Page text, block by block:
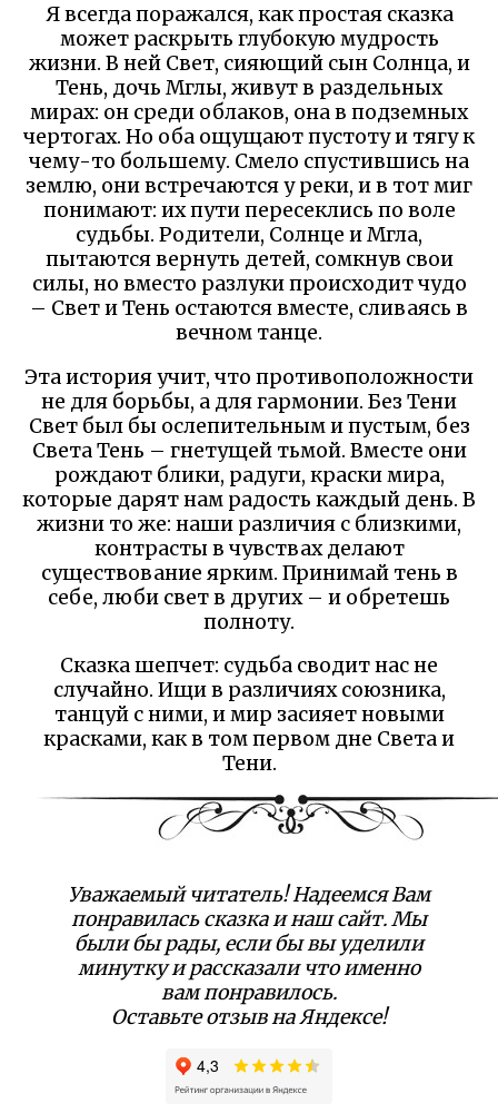
Я всегда поражался, как простая сказка
может раскрыть глубокую мудрость
жизни. В ней Свет, сияющий сын Солнца, и
Тень, дочь Мглы, живут в раздельных
мирах: он среди облаков, она в подземных
чертогах. Но оба ощущают пустоту и тягу к
чему-то большему. Смело спустившись на
землю, они встречаются у реки, и в тот миг
понимают: их пути пересеклись по воле
судьбы. Родители, Солнце и Мгла,
пытаются вернуть детей, сомкнув свои
силы, но вместо разлуки происходит чудо
– Свет и Тень остаются вместе, сливаясь в
вечном танце.
Эта история учит, что противоположности
не для борьбы, а для гармонии. Без Тени
Свет был бы ослепительным и пустым, без
Света Тень – гнетущей тьмой. Вместе они
рождают блики, радуги, краски мира,
которые дарят нам радость каждый день. В
жизни то же: наши различия с близкими,
контрасты в чувствах делают
существование ярким. Принимай тень в
себе, люби свет в других – и обретешь
полноту.
Сказка шепчет: судьба сводит нас не
случайно. Ищи в различиях союзника,
танцуй с ними, и мир засияет новыми
красками, как в том первом дне Света и
Тени.
Уважаемый читатель! Надеемся Вам
понравилась сказка и наш сайт. Мы
были бы рады, если бы вы уделили
минутку и рассказали что именно
вам понравилось.
Оставьте отзыв на Яндексе!